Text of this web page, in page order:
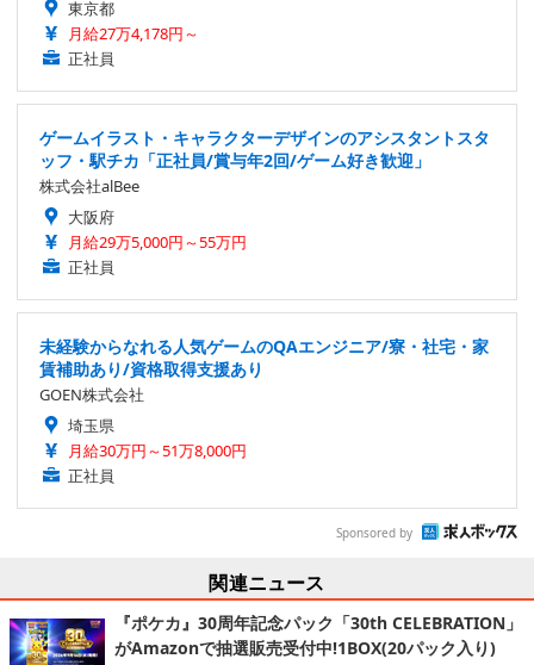
東京都
月給27万4,178円～
正社員
ゲームイラスト・キャラクターデザインのアシスタントスタ
ッフ・駅チカ「正社員/賞与年2回/ゲーム好き歓迎」
株式会社alBee
大阪府
月給29万5,000円～55万円
正社員
未経験からなれる人気ゲームのQAエンジニア/寮・社宅・家
賃補助あり/資格取得支援あり
GOEN株式会社
埼玉県
月給30万円～51万8,000円
正社員
Sponsored by
関連ニュース
『ポケカ』30周年記念パック「30th CELEBRATION」
がAmazonで抽選販売受付中!1BOX(20パック入り)